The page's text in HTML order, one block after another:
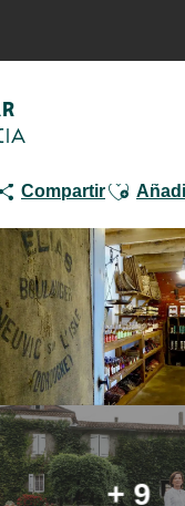
CompartirAjouter
+ 9